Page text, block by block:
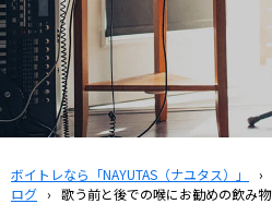
ボイトレなら「NAYUTAS（ナユタス）」 ›
ログ › 歌う前と後での喉にお勧めの飲み物